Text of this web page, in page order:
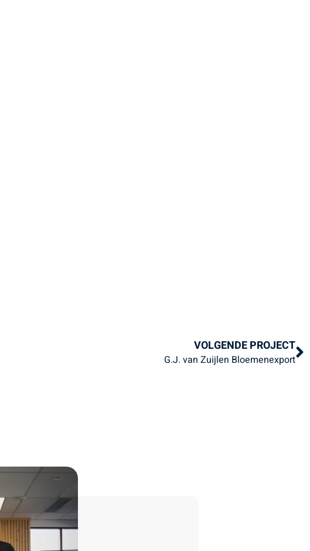
VOLGENDE PROJECT
G.J. van Zuijlen Bloemenexport